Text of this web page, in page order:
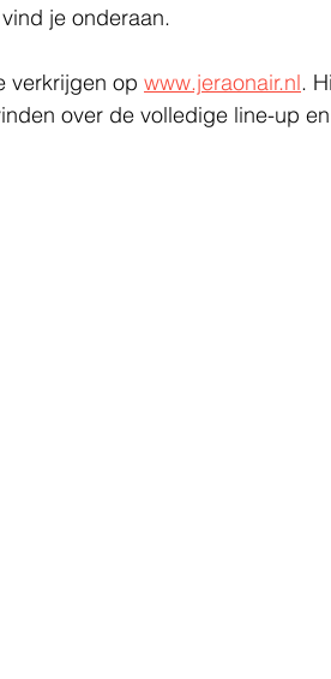
je onderaan.
verkrijgen op www.jeraonair.nl.
over de volledige line-up